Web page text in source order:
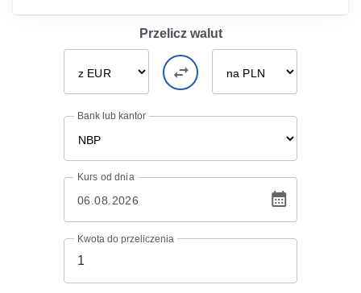
Przelicz walut
Bank lub kantor
Kurs od dnia
Kwota do przeliczenia